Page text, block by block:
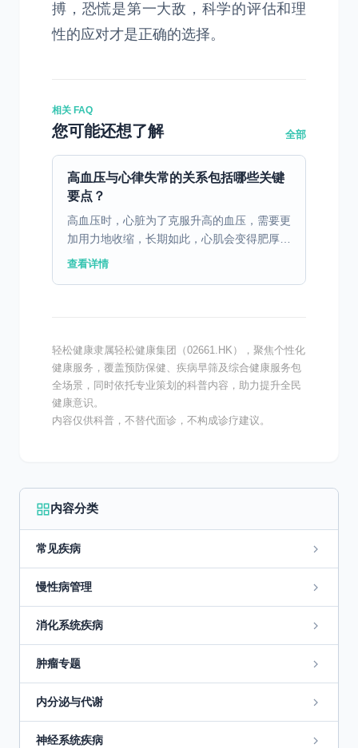
搏，恐慌是第一大敌，科学的评估和理
性的应对才是正确的选择。
相关 FAQ
您可能还想了解 全部
高血压与心律失常的关系包括哪些关键
要点？
高血压时，心脏为了克服升高的血压，需要更
加用力地收缩，长期如此，心肌会变得肥厚，
心脏腔室可能扩大，心脏的电生理活动也会受
查看详情
轻松健康隶属轻松健康集团（02661.HK），聚焦个性化
健康服务，覆盖预防保健、疾病早筛及综合健康服务包
全场景，同时依托专业策划的科普内容，助力提升全民
健康意识。
内容仅供科普，不替代面诊，不构成诊疗建议。
内容分类
常见疾病
慢性病管理
消化系统疾病
肿瘤专题
内分泌与代谢
神经系统疾病